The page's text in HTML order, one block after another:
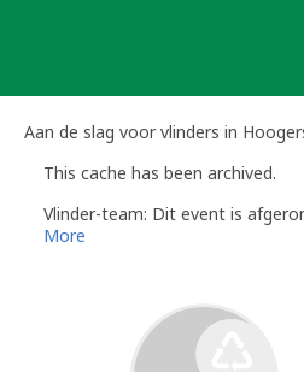
Aan de slag voor vlinders in
This cache has been archived.
Vlinder-team: Dit event is
More